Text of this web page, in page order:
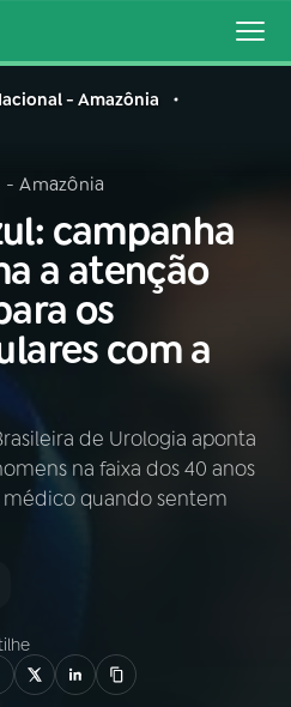
VIVO
- Amazônia
- Amazônia
campanha
a atenção
os
com a
de Urologia aponta
na faixa dos 40 anos
quando sentem